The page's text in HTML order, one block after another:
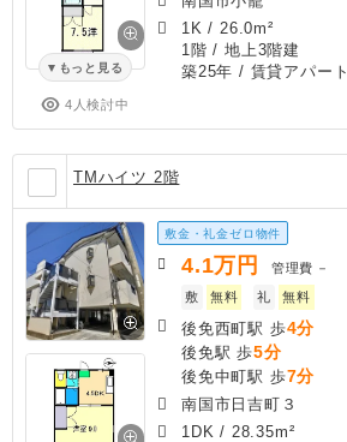
もっと見る
4人検討中
1K / 26.0m²
1階 / 地上3階建
築25年 / 賃貸アパート
TMハイツ 2階
敷金・礼金ゼロ物件
4.1万円 管理費 －
敷
無料 礼 無料
後免西町駅 歩4分
後免駅 歩5分
後免中町駅 歩7分
南国市日吉町３
1DK / 28.35m²